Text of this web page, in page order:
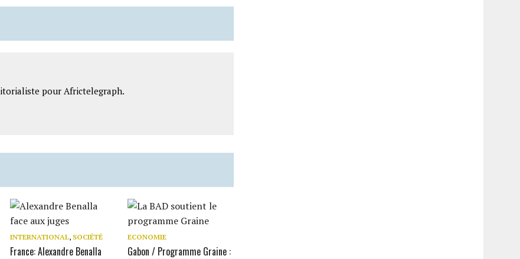
pour Africtelegraph.
INTERNATIONAL, SOCIÉTÉ
France: Alexandre Benalla
ECONOMIE
Gabon / Programme Graine :